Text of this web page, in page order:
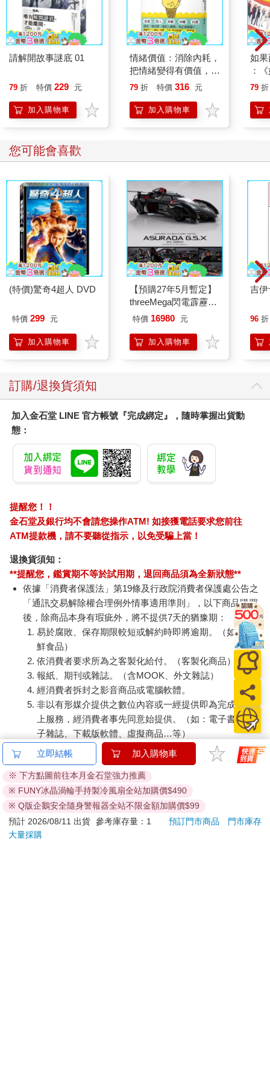
請解開故事謎底 01
79 折 特價 229 元
加入購物車
情緒價值：消除內耗，
把情緒變得有價值，跟
誰都能自在相處
79 折 特價 316 元
加入購物車
如
：
喵
79 折
您可能會喜歡
(特價)驚奇4超人 DVD
特價 299 元
加入購物車
【預購27年5月暫定】
threeMega閃電霹靂車
VA Hi-SPEC UNITED
SIREN 黑色限定
特價 16980 元
加入購物車
吉
96 折
訂購/退換貨須知
加入金石堂 LINE 官方帳號『完成綁定』，隨時掌握出貨動
態：
提醒您！！
金石堂及銀行均不會請您操作ATM! 如接獲電話要求您前往
ATM提款機，請不要聽從指示，以免受騙上當！
退換貨須知：
**提醒您，鑑賞期不等於試用期，退回商品須為全新狀態**
依據「消費者保護法」第19條及行政院消費者保護處公告之
「通訊交易解除權合理例外情事適用準則」，以下商品購買
後，除商品本身有瑕疵外，將不提供7天的猶豫期：
易於腐敗、保存期限較短或解約時即將逾期。（如：生
鮮食品）
依消費者要求所為之客製化給付。（客製化商品）
報紙、期刊或雜誌。（含MOOK、外文雜誌）
經消費者拆封之影音商品或電腦軟體。
非以有形媒介提供之數位內容或一經提供即為完成之線
上服務，經消費者事先同意始提供。（如：電子書、電
子雜誌、下載版軟體、虛擬商品…等）
已拆封之個人衛生用品。（如：內衣褲、刮鬍刀、除毛
刀…等）
若非上列種類商品，均享有到貨7天的猶豫期（含例假
日）。
辦理退換貨時，商品（組合商品恕無法接受單獨退貨）必須
是您收到商品時的原始狀態（包含商品本體、配件、贈品、
保證書、所有附隨資料文件及原廠內外包裝…等），請勿直
立即結帳 加入購物車
※ 下方點圖前往本月金石堂強力推薦
※ FUNY冰晶渦輪手持製冷風扇全站加購價$490
※ Q版企鵝安全隨身警報器全站不限金額加購價$99
預計 2026/08/11 出貨 參考庫存量：1 預訂門市商品
門市庫存
大量採購